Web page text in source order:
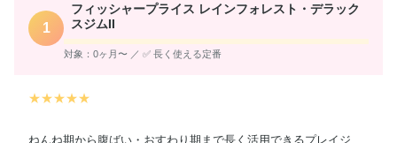
1
フィッシャープライス レインフォレスト・デラック
スジムII
対象：0ヶ月〜 ／ ✅ 長く使える定番
★★★★★
ねんね期から腹ばい・おすわり期まで長く活用できるプレイジ